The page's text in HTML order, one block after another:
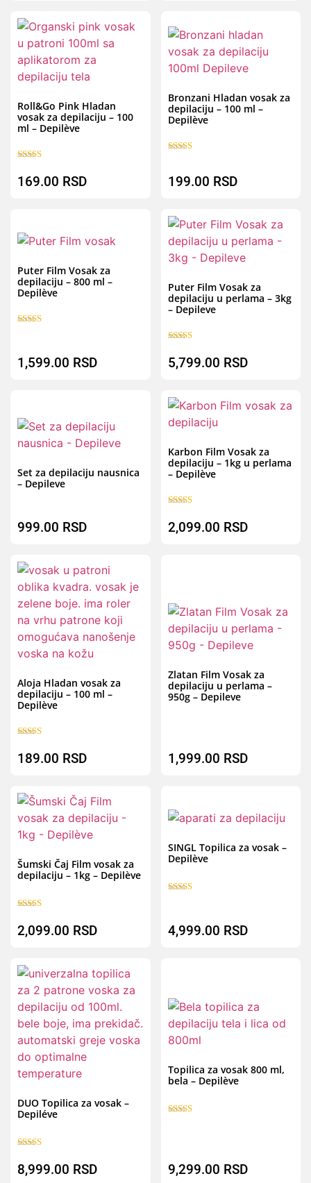
Brz pregled
Roll&Go Pink Hladan
vosak za depilaciju – 100
ml – Depilève
5.00
od 5
169.00 RSD
Bronzani Hladan vosak za
depilaciju – 100 ml –
Depilève
od 5
199.00 RSD
Brz pregled
Puter Film Vosak za
depilaciju – 800 ml –
Depilève
1,599.00 RSD
Puter Film Vosak za
depilaciju u perlama – 3kg
– Depileve
5.00
od 5
5,799.00 RSD
Set za depilaciju nausnica
– Depileve
999.00 RSD
Karbon Film Vosak za
depilaciju – 1kg u perlama
– Depilève
5.00
od 5
2,099.00 RSD
Brz pregled
Aloja Hladan vosak za
depilaciju – 100 ml –
Depilève
5.00
od 5
189.00 RSD
Zlatan Film Vosak za
depilaciju u perlama –
950g – Depileve
1,999.00 RSD
Šumski Čaj Film vosak za
depilaciju – 1kg – Depilève
5.00
od 5
2,099.00 RSD
SINGL Topilica za vosak –
Depilève
4,999.00 RSD
Brz pregled
DUO Topilica za vosak –
Depiléve
5.00
od 5
8,999.00 RSD
Topilica za vosak 800 ml,
bela – Depilève
9,299.00 RSD